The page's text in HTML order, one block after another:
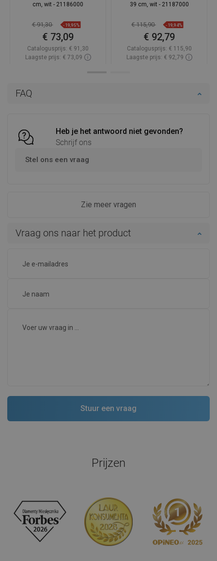
FAQ
Heb je het antwoord niet gevonden?
Schrijf ons
Stel ons een vraag
Zie meer vragen
Vraag ons naar het product
cm, wit - 21186000
€ 91,30 -19,95%
€ 73,09
Catalogusprijs: € 91,30
Laagste prijs: € 73,09
39 cm, wit - 21187000
€ 115,90 -19,94%
€ 92,79
Catalogusprijs: € 115,90
Laagste prijs: € 92,79
Prijzen